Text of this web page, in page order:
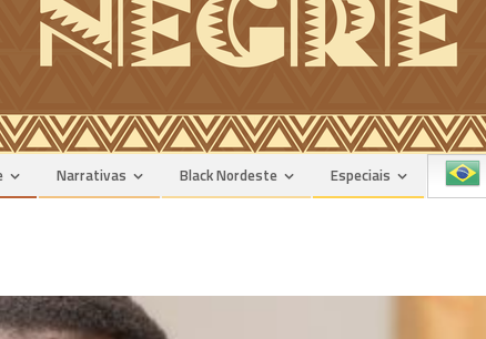
Narrativas Black Nordeste Especiais